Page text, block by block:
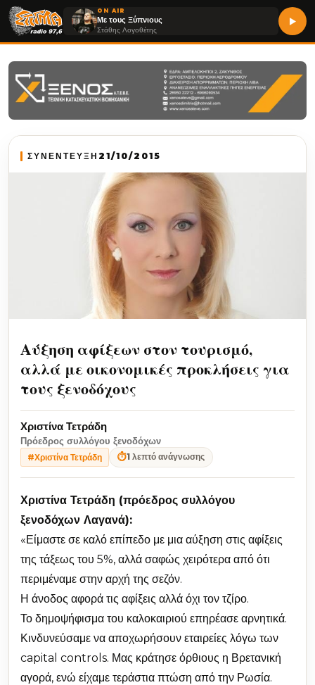
ON AIR
Με τους Ξύπνιους
Στάθης Λογοθέτης
ΣΥΝΕΝΤΕΥΞΗ 21/10/2015
Αύξηση αφίξεων στον τουρισμό,
αλλά με οικονομικές προκλήσεις για
τους ξενοδόχους
Χριστίνα Τετράδη
Πρόεδρος συλλόγου ξενοδόχων
#Χριστίνα Τετράδη ⏱1 λεπτό ανάγνωσης
Χριστίνα Τετράδη (πρόεδρος συλλόγου
ξενοδόχων Λαγανά):
«Είμαστε σε καλό επίπεδο με μια αύξηση στις αφίξεις
της τάξεως του 5%, αλλά σαφώς χειρότερα από ότι
περιμέναμε στην αρχή της σεζόν.
Η άνοδος αφορά τις αφίξεις αλλά όχι τον τζίρο.
Το δημοψήφισμα του καλοκαιριού επηρέασε αρνητικά.
Κινδυνεύσαμε να αποχωρήσουν εταιρείες λόγω των
capital controls. Μας κράτησε όρθιους η Βρετανική
αγορά, ενώ είχαμε τεράστια πτώση από την Ρωσία.